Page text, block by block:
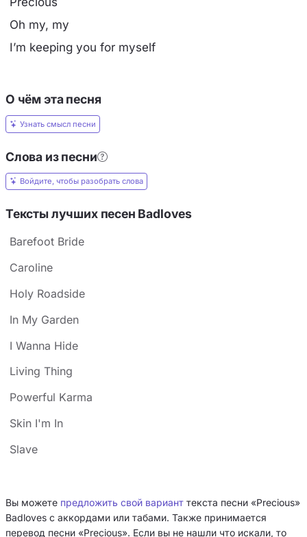
Oh my, my
I’m keeping you for myself
О чём эта песня
Узнать смысл песни
Слова из песни
Войдите, чтобы разобрать слова
Тексты лучших песен Badloves
Barefoot Bride
Caroline
Holy Roadside
In My Garden
I Wanna Hide
Living Thing
Powerful Karma
Skin I'm In
Slave
Вы можете предложить свой вариант текста песни «Precious»
Badloves с аккордами или табами. Также принимается
перевод песни «Precious». Если вы не нашли что искали, то